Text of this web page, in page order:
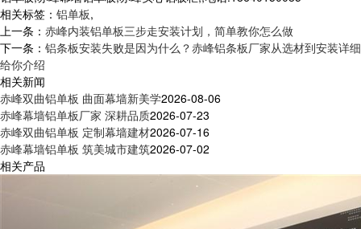
相关标签： 铝单板,
上一条： 赤峰内装铝单板三步走安装计划，简单教你怎么做
下一条： 铝条板安装失败是因为什么？赤峰铝条板厂家从选材到安装详细
给你介绍
相关新闻
赤峰双曲铝单板 曲面幕墙新美学2026-08-06
赤峰幕墙铝单板厂家 深耕品质2026-07-23
赤峰双曲铝单板 定制幕墙建材2026-07-16
赤峰幕墙铝单板 筑美城市建筑2026-07-02
相关产品